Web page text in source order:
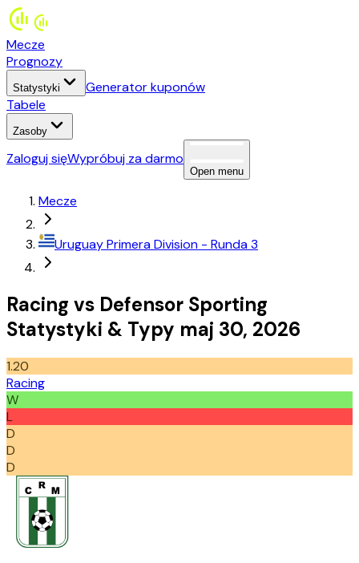
Mecze
Prognozy
Statystyki
Generator kuponów
Tabele
Zasoby
Zaloguj sięWypróbuj za darmo
Open menu
Mecze
UruguayPrimera Division - Runda 3
Racing vs Defensor Sporting
Statystyki & Typy maj 30, 2026
1.20
Racing
W
L
D
D
D